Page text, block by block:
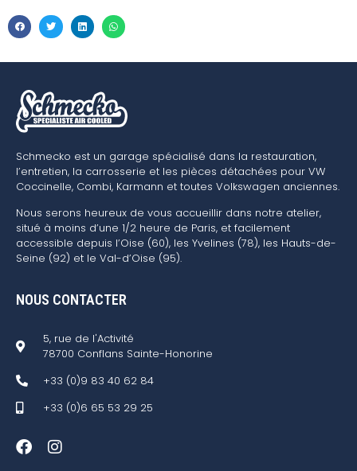
Schmecko est un garage spécialisé dans la restauration,
l’entretien, la carrosserie et les pièces détachées pour VW
Coccinelle, Combi, Karmann et toutes Volkswagen anciennes.
Nous serons heureux de vous accueillir dans notre atelier,
situé à moins d’une 1/2 heure de Paris, et facilement
accessible depuis l’Oise (60), les Yvelines (78), les Hauts-de-
Seine (92) et le Val-d’Oise (95).
NOUS CONTACTER
5, rue de l'Activité
78700 Conflans Sainte-Honorine
+33 (0)9 83 40 62 84
+33 (0)6 65 53 29 25